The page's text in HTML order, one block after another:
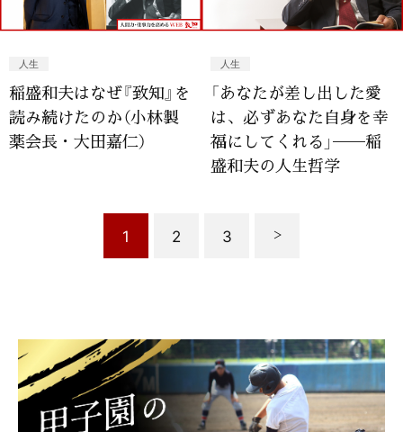
人生
稲盛和夫はなぜ『致知』を
読み続けたのか（小林製
薬会長・大田嘉仁）
人生
「あなたが差し出した愛
は、必ずあなた自身を幸
福にしてくれる」──稲
盛和夫の人生哲学
1 2 3